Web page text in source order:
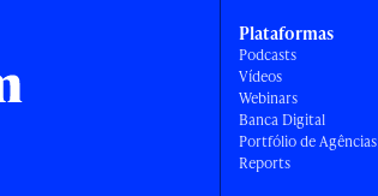
Plataformas
Podcasts
Vídeos
Webinars
Banca Digital
Portfólio de Agências
Reports